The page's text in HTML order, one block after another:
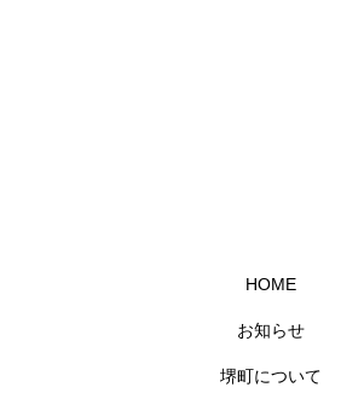
HOME
お知らせ
堺町について